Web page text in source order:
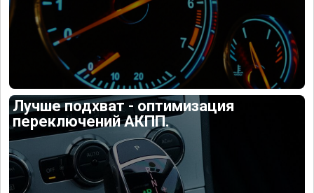
Лучше подхват - оптимизация
переключений АКПП.